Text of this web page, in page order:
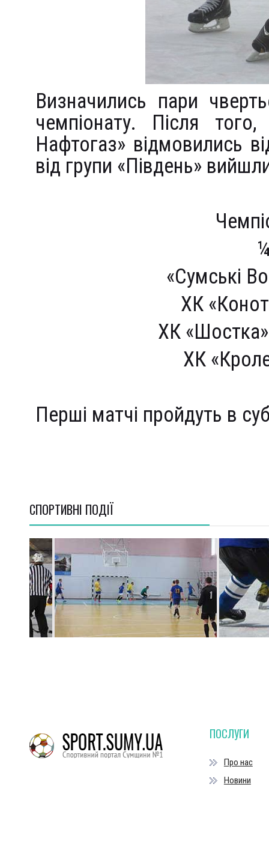
Визначились пари
чемпіонату. Після
Нафтогаз» відмовились
від групи «Південь»
«Сумські
ХК
ХК
ХК
Перші матчі пройдуть в
СПОРТИВНI ПОДІЇ
ПОСЛУГИ
Про нас
Новини